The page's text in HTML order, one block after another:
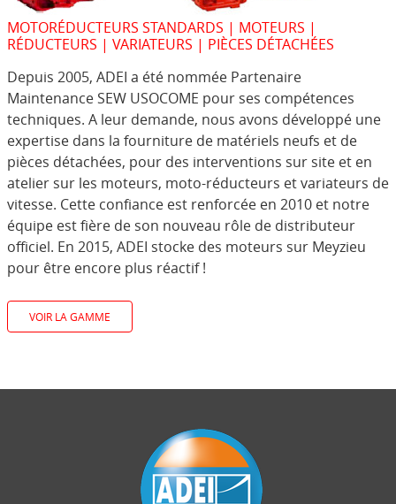
MOTORÉDUCTEURS STANDARDS | MOTEURS |
RÉDUCTEURS | VARIATEURS | PIÈCES DÉTACHÉES
Depuis 2005, ADEI a été nommée Partenaire
Maintenance SEW USOCOME pour ses compétences
techniques. A leur demande, nous avons développé une
expertise dans la fourniture de matériels neufs et de
pièces détachées, pour des interventions sur site et en
atelier sur les moteurs, moto-réducteurs et variateurs de
vitesse. Cette confiance est renforcée en 2010 et notre
équipe est fière de son nouveau rôle de distributeur
officiel. En 2015, ADEI stocke des moteurs sur Meyzieu
pour être encore plus réactif !
VOIR LA GAMME